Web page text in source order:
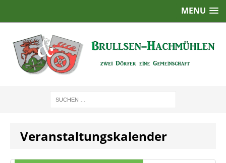
MENU
Veranstaltungskalender
2:00
5:00